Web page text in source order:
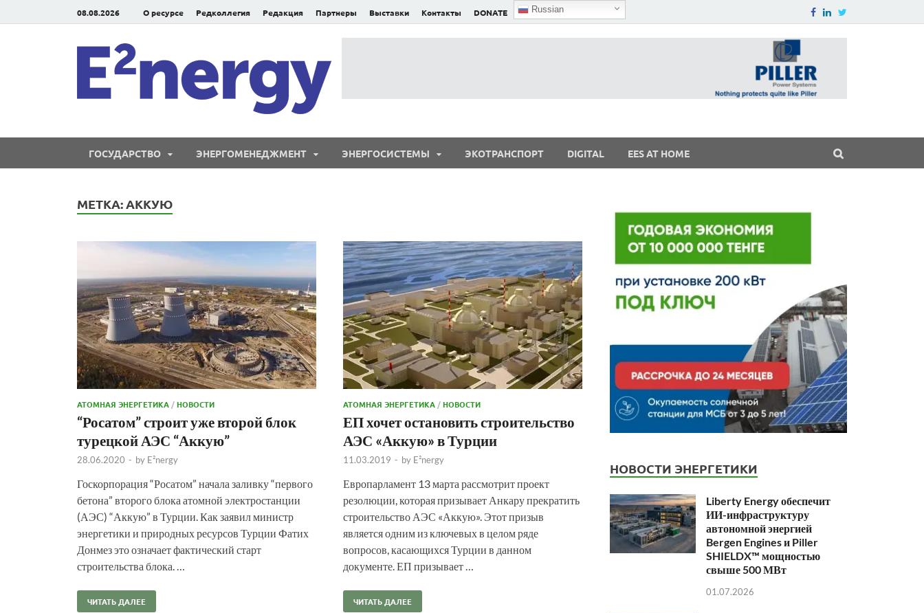
08.08.2026 О ресурсе Редколлегия Редакция Партнеры Выставки Контакты DONATE Russian
ГОСУДАРСТВО ЭНЕРГОМЕНЕДЖМЕНТ ЭНЕРГОСИСТЕМЫ ЭКОТРАНСПОРТ DIGITAL EES AT HOME
МЕТКА:АККУЮ
АТОМНАЯ ЭНЕРГЕТИКА /НОВОСТИ
“Росатом” строит уже второй блок
турецкой АЭС “Аккую”
28.06.2020 - by E²nergy
Госкорпорация “Росатом” начала заливку “первого
бетона” второго блока атомной электростанции
(АЭС) “Аккую” в Турции. Как заявил министр
энергетики и природных ресурсов Турции Фатих
Донмез это означает фактический старт
строительства блока. …
ЧИТАТЬ ДАЛЕЕ
АТОМНАЯ ЭНЕРГЕТИКА /НОВОСТИ
ЕП хочет остановить строительство
АЭС «Аккую» в Турции
11.03.2019 - by E²nergy
Европарламент 13 марта рассмотрит проект
резолюции, которая призывает Анкару прекратить
строительство АЭС «Аккую». Этот призыв
является одним из ключевых в целом ряде
вопросов, касающихся Турции в данном
документе. ЕП призывает …
ЧИТАТЬ ДАЛЕЕ
НОВОСТИ ЭНЕРГЕТИКИ
Liberty Energy обеспечит
ИИ-инфраструктуру
автономной энергией
Bergen Engines и Piller
SHIELDX™ мощностью
свыше 500 МВт
01.07.2026